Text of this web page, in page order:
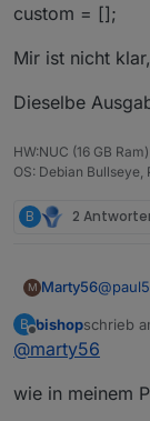
custom = [];
Mir ist nicht
Dieselbe
HW:NUC (16 GB Ram)
OS: Debian Bullseye,
B 2
M Marty56@
Beim
B
Offline
bishopschrieb
zuletzt
@marty56
wie in meinem